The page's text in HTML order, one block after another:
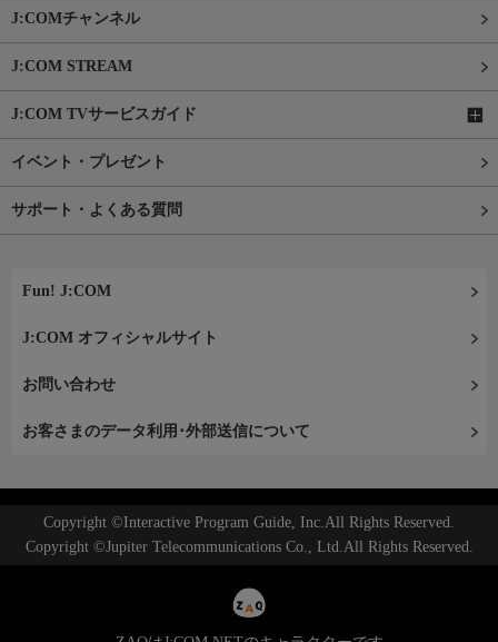
J:COMチャンネル
J:COM STREAM
J:COM TVサービスガイド
イベント・プレゼント
サポート・よくある質問
Fun! J:COM
J:COM オフィシャルサイト
お問い合わせ
お客さまのデータ利用･外部送信について
Copyright ©Interactive Program Guide, Inc.All Rights Reserved.
Copyright ©Jupiter Telecommunications Co., Ltd.All Rights Reserved.